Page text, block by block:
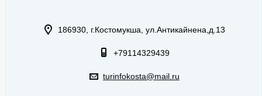
186930, г.Костомукша, ул.Антикайнена,д.13
+79114329439
turinfokosta@mail.ru